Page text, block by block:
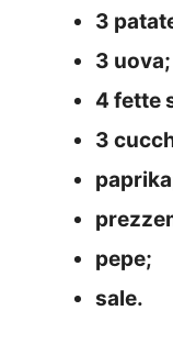
3
3 uova;
4 fette
3
pepe;
sale.